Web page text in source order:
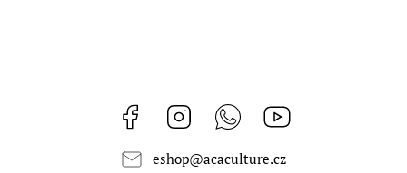
Facebook Instagram Whatsapp
eshop@acaculture.cz